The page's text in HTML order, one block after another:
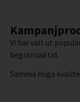
Vi har valt ut
begränsad tid.
Samma höga